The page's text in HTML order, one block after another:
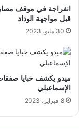
انفراجة في موقف
قبل مواجهة الوداد
30 مايو، 2023
ميدو يكشف خبايا
الإسماعيلي
8 فبراير، 2023